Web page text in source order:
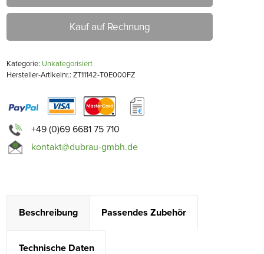
Kauf auf Rechnung
Kategorie: Unkategorisiert
Hersteller-Artikelnr.: ZT11142-T0E000FZ
+49 (0)69 6681 75 710
kontakt@dubrau-gmbh.de
Beschreibung Passendes Zubehör
Technische Daten